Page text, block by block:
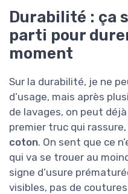
Durabilité : ça
parti pour
moment
Sur la durabilité, je ne
d’usage, mais après
de lavages, on peut
premier truc qui
coton. On sent que ce
qui va se trouer au
signe d’usure
visibles, pas de